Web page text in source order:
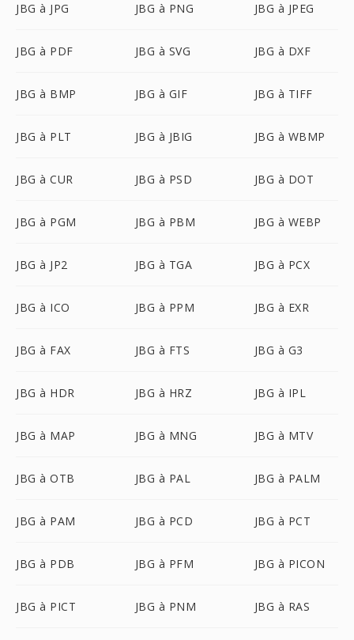
JBG à JPG JBG à PNG JBG à JPEG
JBG à PDF JBG à SVG JBG à DXF
JBG à BMP JBG à GIF JBG à TIFF
JBG à PLT JBG à JBIG JBG à WBMP
JBG à CUR JBG à PSD JBG à DOT
JBG à PGM JBG à PBM JBG à WEBP
JBG à JP2 JBG à TGA JBG à PCX
JBG à ICO JBG à PPM JBG à EXR
JBG à FAX JBG à FTS JBG à G3
JBG à HDR JBG à HRZ JBG à IPL
JBG à MAP JBG à MNG JBG à MTV
JBG à OTB JBG à PAL JBG à PALM
JBG à PAM JBG à PCD JBG à PCT
JBG à PDB JBG à PFM JBG à PICON
JBG à PICT JBG à PNM JBG à RAS